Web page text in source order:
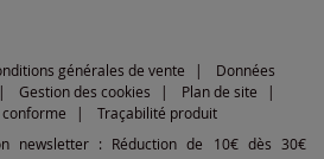
générales de vente
Données
Gestion des cookies
Plan de site
Traçabilité produit
newsletter : Réduction de 10€ dès 30€